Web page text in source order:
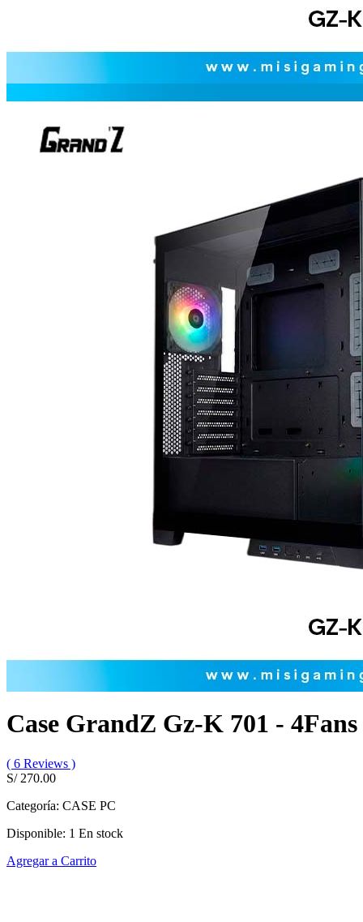
Case GrandZ Gz-K 701 -
( 6 Reviews )
S/ 270.00
Categoría: CASE PC
Disponible: 1 En stock
Agregar a Carrito